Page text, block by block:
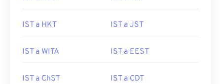
IST a HKT IST a JST
IST a WITA IST a EEST
IST a ChST IST a CDT